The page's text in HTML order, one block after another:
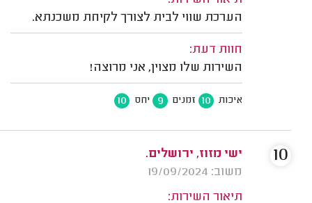
הערכת שווי לבית לצורך לקיחת משכנתא.
חוות דעת:
השירות שלו מצוין, אני מרוצה!
איכות 10 זמנים 9 יחס 10
ישי מזוז, ירושלים.
משוב: 19/09/2024
תיאור השירות:
10